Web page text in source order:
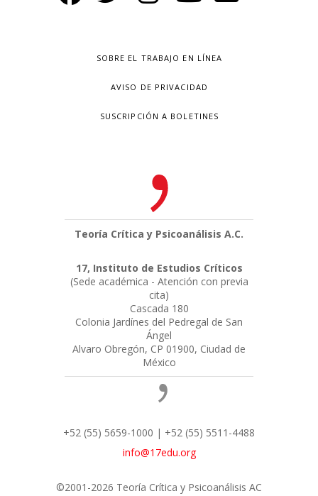
SOBRE EL TRABAJO EN LÍNEA
AVISO DE PRIVACIDAD
SUSCRIPCIÓN A BOLETINES
Teoría Crítica y Psicoanálisis A.C.
17, Instituto de Estudios Críticos
(Sede académica - Atención con previa
cita)
Cascada 180
Colonia Jardínes del Pedregal de San
Ángel
Alvaro Obregón, CP 01900, Ciudad de
México
+52 (55) 5659-1000 | +52 (55) 5511-4488
info@17edu.org
©2001-2026 Teoría Crítica y Psicoanálisis AC